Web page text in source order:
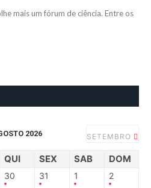
mais um fórum de ciência. Entre os
2026 SETEMBRO
QUI SEX SAB DOM
30 31 1 2